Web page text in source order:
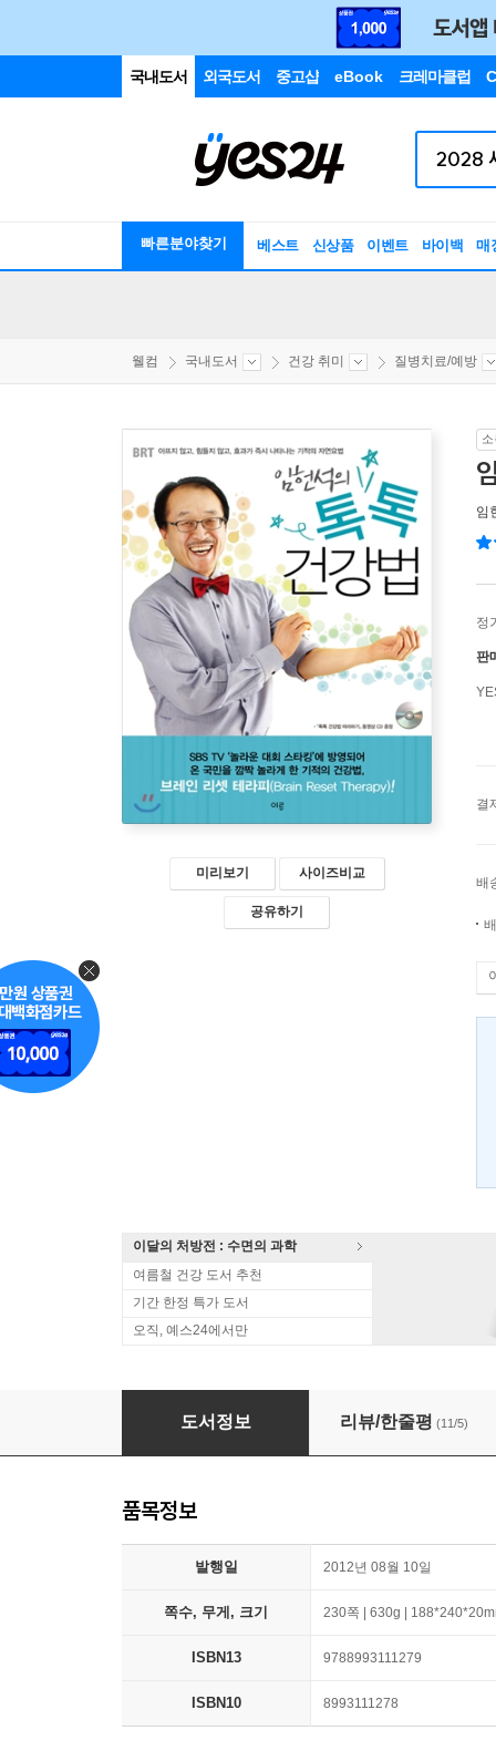
국내도서 외국도서 중고샵 eBook 크레마클럽
빠른분야찾기 베스트 신상품 이벤트 바이백 매
웰컴 국내도서 건강 취미 질병치료/예방
미리보기 사이즈비교
공유하기
임
정
판
결
배
이달의 처방전 : 수면의 과학
여름철 건강 도서 추천
기간 한정 특가 도서
오직, 예스24에서만
임헌석의 톡톡 건강법
도서정보 리뷰/한줄평 (11/5)
품목정보
발행일 2012년 08월 10일
쪽수, 무게, 크기 230쪽 | 630g |
ISBN13 9788993111279
ISBN10 8993111278